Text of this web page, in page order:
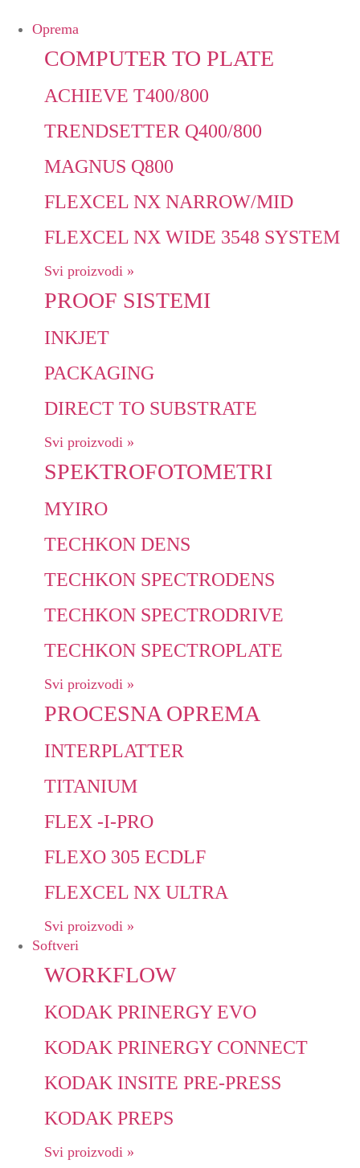
Oprema
COMPUTER TO PLATE
ACHIEVE T400/800
TRENDSETTER Q400/800
MAGNUS Q800
FLEXCEL NX NARROW/MID
FLEXCEL NX WIDE 3548 SYSTEM
Svi proizvodi »
PROOF SISTEMI
INKJET
PACKAGING
DIRECT TO SUBSTRATE
Svi proizvodi »
SPEKTROFOTOMETRI
MYIRO
TECHKON DENS
TECHKON SPECTRODENS
TECHKON SPECTRODRIVE
TECHKON SPECTROPLATE
Svi proizvodi »
PROCESNA OPREMA
INTERPLATTER
TITANIUM
FLEX -I-PRO
FLEXO 305 ECDLF
FLEXCEL NX ULTRA
Svi proizvodi »
Softveri
WORKFLOW
KODAK PRINERGY EVO
KODAK PRINERGY CONNECT
KODAK INSITE PRE-PRESS
KODAK PREPS
Svi proizvodi »